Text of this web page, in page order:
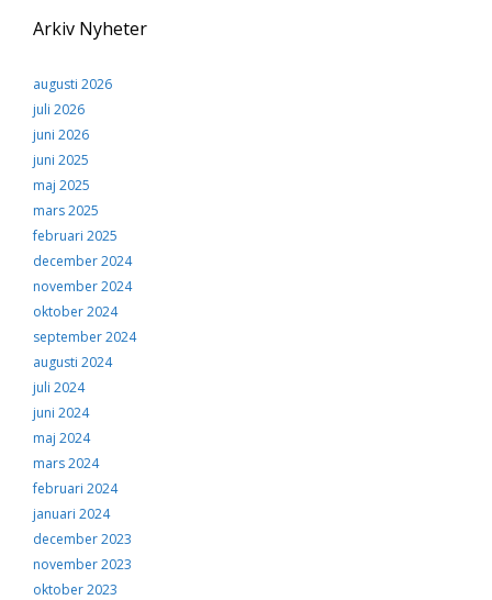
Arkiv Nyheter
augusti 2026
juli 2026
juni 2026
juni 2025
maj 2025
mars 2025
februari 2025
december 2024
november 2024
oktober 2024
september 2024
augusti 2024
juli 2024
juni 2024
maj 2024
mars 2024
februari 2024
januari 2024
december 2023
november 2023
oktober 2023